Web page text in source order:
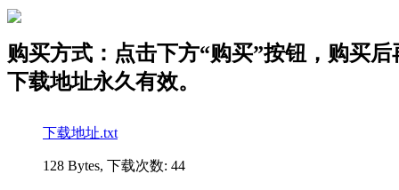
购买方式：点击下方“购买”按钮，购买
下载地址永久有效。
下载地址.txt
128 Bytes, 下载次数: 44